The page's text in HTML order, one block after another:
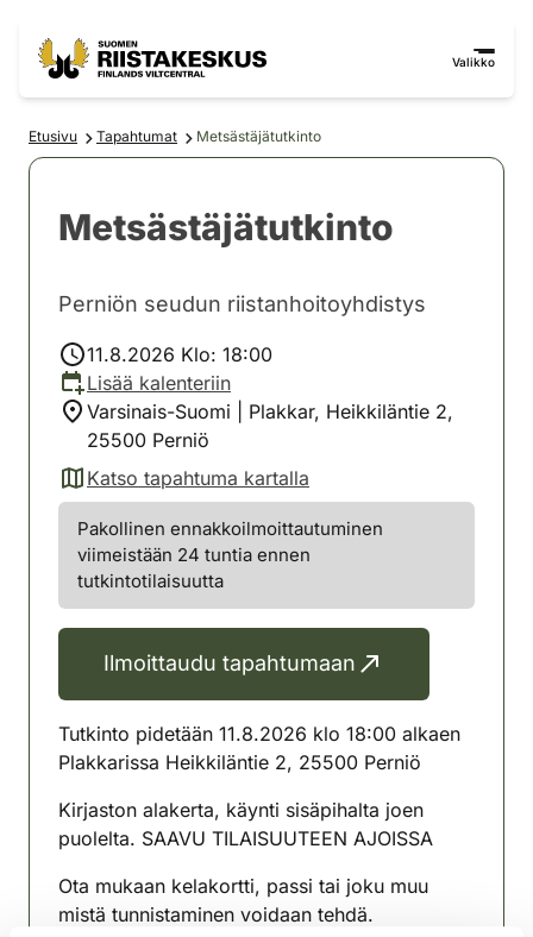
Valikko
Etusivu Tapahtumat Metsästäjätutkinto
Metsästäjätutkinto
Perniön seudun riistanhoitoyhdistys
11.8.2026 Klo: 18:00
Lisää kalenteriin
Varsinais-Suomi | Plakkar, Heikkiläntie 2,
25500 Perniö
Katso tapahtuma kartalla
(avautuu uuteen välilehteen)
Pakollinen ennakkoilmoittautuminen
viimeistään 24 tuntia ennen
tutkintotilaisuutta
Ilmoittaudu tapahtumaan
Tutkinto pidetään 11.8.2026 klo 18:00 alkaen
Plakkarissa Heikkiläntie 2, 25500 Perniö
Kirjaston alakerta, käynti sisäpihalta joen
puolelta. SAAVU TILAISUUTEEN AJOISSA
Ota mukaan kelakortti, passi tai joku muu
mistä tunnistaminen voidaan tehdä.